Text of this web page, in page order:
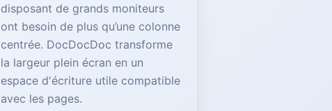
disposant de grands moniteurs
ont besoin de plus qu’une colonne
centrée. DocDocDoc transforme
la largeur plein écran en un
espace d'écriture utile compatible
avec les pages.